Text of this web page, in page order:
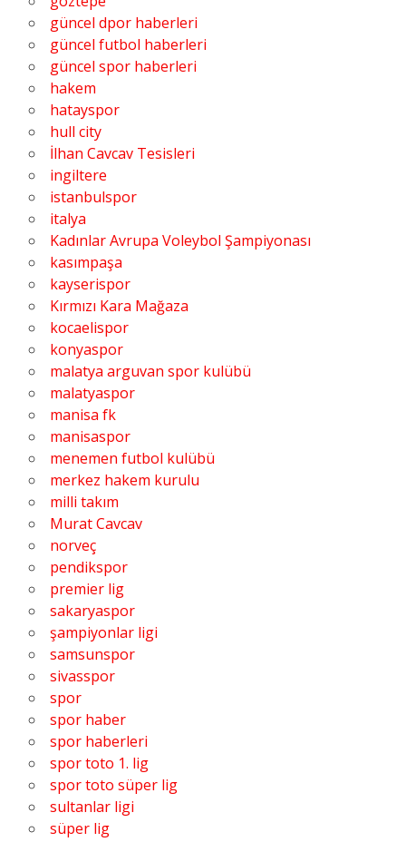
güncel dpor haberleri
güncel futbol haberleri
güncel spor haberleri
hakem
hatayspor
hull city
İlhan Cavcav Tesisleri
ingiltere
istanbulspor
italya
Kadınlar Avrupa Voleybol Şampiyonası
kasımpaşa
kayserispor
Kırmızı Kara Mağaza
kocaelispor
konyaspor
malatya arguvan spor kulübü
malatyaspor
manisa fk
manisaspor
menemen futbol kulübü
merkez hakem kurulu
milli takım
Murat Cavcav
norveç
pendikspor
premier lig
sakaryaspor
şampiyonlar ligi
samsunspor
sivasspor
spor
spor haber
spor haberleri
spor toto 1. lig
spor toto süper lig
sultanlar ligi
süper lig